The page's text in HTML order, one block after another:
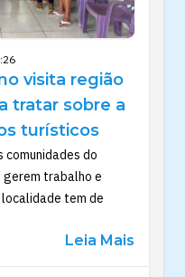
visita região
tratar sobre a
turísticos
comunidades do
trabalho e
tem de
Leia Mais